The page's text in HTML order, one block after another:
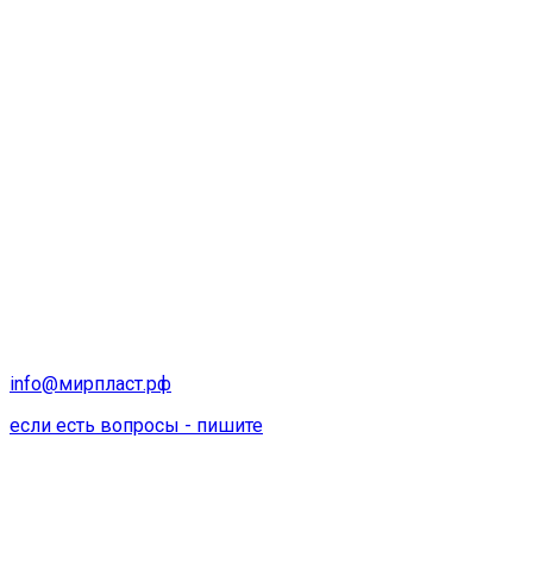
info@мирпласт.рф
если есть вопросы - пишите